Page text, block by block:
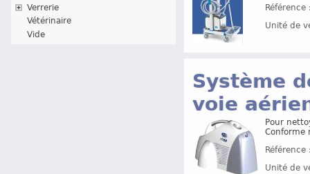
Verrerie
Vétérinaire
Vide
Unité de
Système
voie
Pour
Conforme
Unité de